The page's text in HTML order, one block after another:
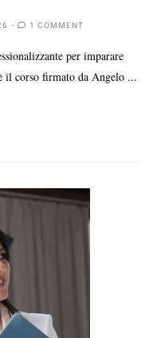
1 COMMENT
per imparare
il corso firmato da Angelo ...